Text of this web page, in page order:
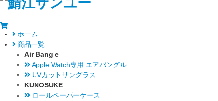
ホーム
商品一覧
Air Bangle
Apple Watch専用 エアバングル
UVカットサングラス
KUNOSUKE
ロールペーパーケース